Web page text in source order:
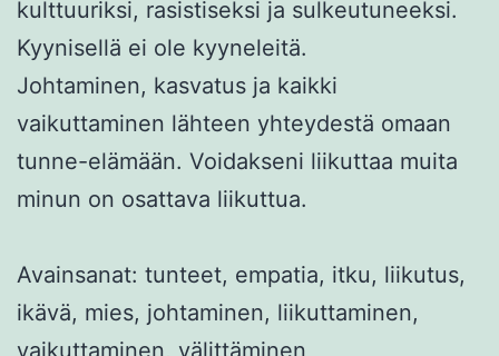
kulttuuriksi, rasistiseksi ja sulkeutuneeksi.
Kyynisellä ei ole kyyneleitä.
Johtaminen, kasvatus ja kaikki
vaikuttaminen lähteen yhteydestä omaan
tunne-elämään. Voidakseni liikuttaa muita
minun on osattava liikuttua.
Avainsanat: tunteet, empatia, itku, liikutus,
ikävä, mies, johtaminen, liikuttaminen,
vaikuttaminen, välittäminen